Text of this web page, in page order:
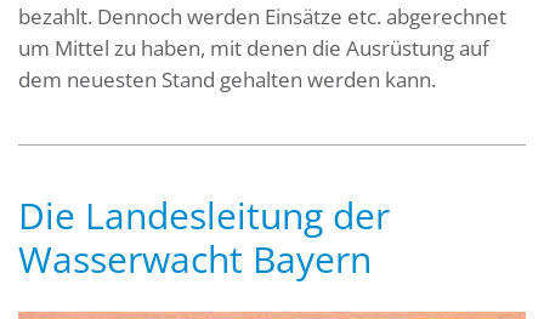
bezahlt. Dennoch werden Einsätze etc. abgerechnet
um Mittel zu haben, mit denen die Ausrüstung auf
dem neuesten Stand gehalten werden kann.
Die Landesleitung der
Wasserwacht Bayern